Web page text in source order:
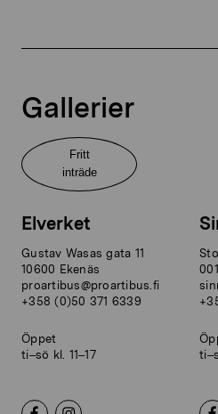
Gallerier
Fritt
inträde
Elverket
Gustav Wasas gata 11
10600 Ekenäs
proartibus@proartibus.fi
+358 (0)50 371 6339
Öppet
ti–sö kl. 11–17